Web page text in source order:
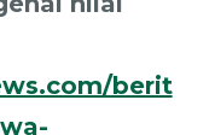
berit